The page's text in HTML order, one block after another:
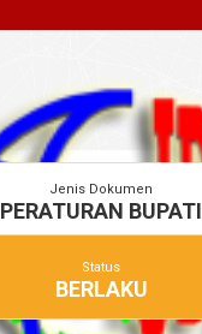
Jenis Dokumen
PERATURAN BUPATI
Status
BERLAKU